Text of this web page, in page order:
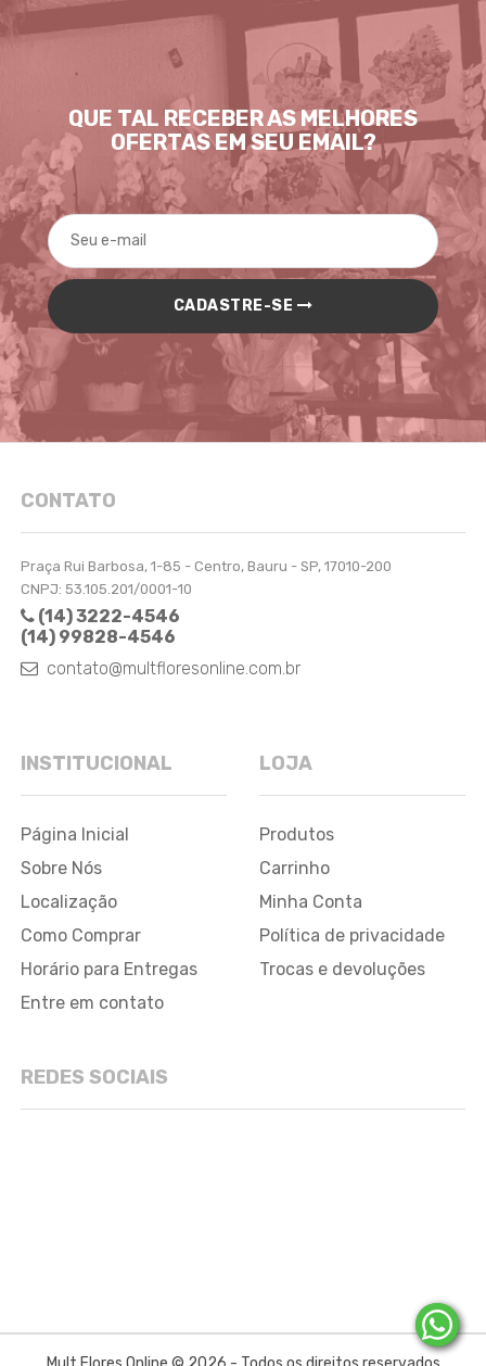
QUE TAL RECEBER AS MELHORES
OFERTAS EM SEU EMAIL?
CADASTRE-SE
CONTATO
Praça Rui Barbosa, 1-85 - Centro, Bauru - SP, 17010-200
CNPJ: 53.105.201/0001-10
(14) 3222-4546
(14) 99828-4546
contato@multfloresonline.com.br
INSTITUCIONAL
Página Inicial
Sobre Nós
Localização
Como Comprar
Horário para Entregas
Entre em contato
LOJA
Produtos
Carrinho
Minha Conta
Política de privacidade
Trocas e devoluções
REDES SOCIAIS